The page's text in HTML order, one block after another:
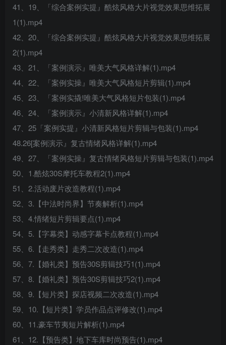
41、19、「综合案例实提』酷炫风格大片视觉效果思维拓展
1(1).mp4
42、20、「综合案例实提』酷炫风格大片视觉效果思维拓展
2(1).mp4
43、21、「案例演示』唯美大气风格详解(1).mp4
44、22、「案例实操』唯美大气风格短片剪辑(1).mp4
45、23、「案例实撬!唯美大气风格短片包装(1).mp4
46、24、「案例演示』小清新风格详解(1).mp4
47、25「案例实提』小清新风格短片剪辑与包装(1).mp4
48.26[案例演示』复古情绪风格详解(1).mp4
49、27、「案例实操』复古情绪风格短片剪辑与包装(1).mp4
50、1.酷炫30S摩托车教程2(1).mp4
51、2.活动废片改造教程(1).mp4
52、3.【中法时尚界】节奏解析(1).mp4
53、4.情绪短片剪辑要点(1).mp4
54、5.【字幕类】动感字幕卡点教程(1).mp4
55、6.【走秀类】走秀二次改造(1).mp4
56、7.【婚礼类】预告30S剪辑技巧1(1).mp4
57、8.【婚礼类】预告30S剪辑技巧2(1).mp4
58、9.【短片类】探店视频二次改造(1).mp4
59、10.【短片类】学员作品点评修改(1).mp4
60、11.豪车节夷短片解析(1).mp4
61、12.【预告类】地下车库时尚预告(1).mp4